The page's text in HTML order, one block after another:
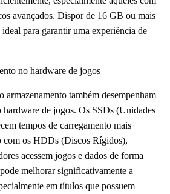
avançados. Dispor de 16 GB ou mais
para garantir uma experiência de
no hardware de jogos
armazenamento também desempenham
de jogos. Os SSDs (Unidades
tempos de carregamento mais
com os HDDs (Discos Rígidos),
acessem jogos e dados de forma
melhorar significativamente a
em títulos que possuem